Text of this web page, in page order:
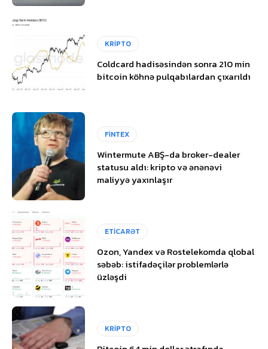
KRİPTO
Coldcard hadisəsindən sonra 210 min
bitcoin köhnə pulqabılardan çıxarıldı
FİNTEX
Wintermute ABŞ-da broker-dealer
statusu aldı: kripto və ənənəvi
maliyyə yaxınlaşır
ETİCARƏT
Ozon, Yandex və Rostelekomda qlobal
səbəb: istifadəçilər problemlərlə
üzləşdi
KRİPTO